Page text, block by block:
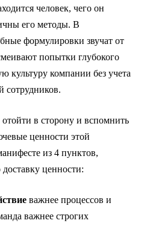
человек, чего он
его методы. В
формулировки звучат от
попытки глубокого
культуру компании без учета
сотрудников.
в сторону и вспомнить
ценности этой
из 4 пунктов,
ценности:
важнее процессов и
важнее строгих